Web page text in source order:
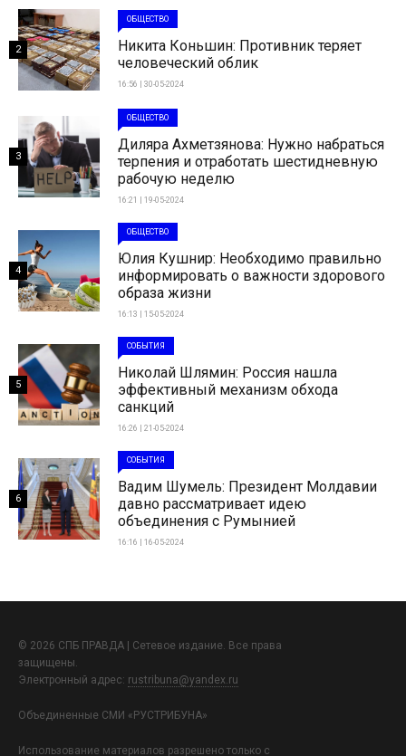
ОБЩЕСТВО
Никита Коньшин: Противник теряет
человеческий облик
16:56 | 30-05-2024
2
ОБЩЕСТВО
Диляра Ахметзянова: Нужно набраться
терпения и отработать шестидневную
рабочую неделю
16:21 | 19-05-2024
3
ОБЩЕСТВО
Юлия Кушнир: Необходимо правильно
информировать о важности здорового
образа жизни
16:13 | 15-05-2024
4
СОБЫТИЯ
Николай Шлямин: Россия нашла
эффективный механизм обхода
санкций
16:26 | 21-05-2024
5
СОБЫТИЯ
Вадим Шумель: Президент Молдавии
давно рассматривает идею
объединения с Румынией
16:16 | 16-05-2024
6
© 2026 СПБ ПРАВДА | Сетевое издание. Все права
защищены.
Электронный адрес: rustribuna@yandex.ru
Объединенные СМИ «РУСТРИБУНА»
Использование материалов разрешено только с